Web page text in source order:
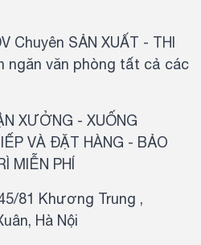
Chuyên SẢN XUẤT - THI
ngăn văn phòng tất cả các
XƯỞNG - XUỐNG
VÀ ĐẶT HÀNG - BẢO
MIỄN PHÍ
81 Khương Trung ,
Hà Nội